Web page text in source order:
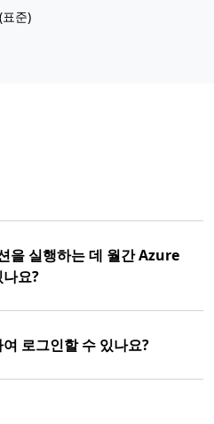
(표준)
을 실행하는 데 월간 Azure
요?
로그인할 수 있나요?